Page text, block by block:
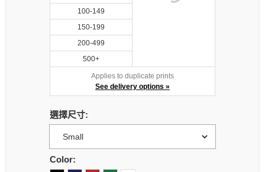
100-149
150-199
200-499
500+
Applies to duplicate prints
See delivery options »
選擇尺寸:
Color: